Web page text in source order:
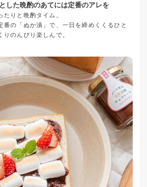
した晩酌のあてには定番のアレを
たりと晩酌タイム。
番の「ぬか漬」で、一日を締めくくるひと
りのんびり楽しんで。